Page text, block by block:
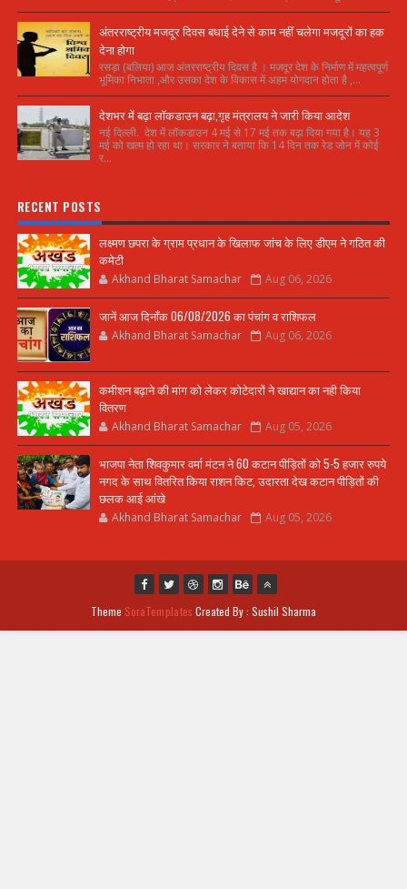
अंतरराष्ट्रीय मजदूर दिवस बधाई देने से काम नहीं चलेगा मजदूरों का हक
देना होगा
रसड़ा (बलिया) आज अंतरराष्ट्रीय दिवस है । मजदूर देश के निर्माण में महत्वपूर्ण
भूमिका निभाता ,और उसका देश के विकास में अहम योगदान होता है ,...
देशभर में बढ़ा लॉकडाउन बढ़ा,गृह मंत्रालय ने जारी किया आदेश
नई दिल्ली. देश में लॉकडाउन 4 मई से 17 मई तक बढ़ा दिया गया है। यह 3
मई को खत्म हो रहा था। सरकार ने बताया कि 14 दिन तक रेड जोन में कोई
र...
RECENT POSTS
लक्ष्मण छपरा के ग्राम प्रधान के खिलाफ जांच के लिए डीएम ने गठित की
कमेटी
Akhand Bharat Samachar Aug 06, 2026
जानें आज दिनाँक 06/08/2026 का पंचांग व राशिफल
Akhand Bharat Samachar Aug 06, 2026
कमीशन बढ़ाने की मांग को लेकर कोटेदारों ने खाद्यान का नही किया
वितरण
Akhand Bharat Samachar Aug 05, 2026
भाजपा नेता शिवकुमार वर्मा मंटन ने 60 कटान पीड़ितों को 5-5 हजार रुपये
नगद के साथ वितरित किया राशन किट, उदारता देख कटान पीड़ितों की
छलक आई आंखे
Akhand Bharat Samachar Aug 05, 2026
Theme SoraTemplates Created By : Sushil Sharma